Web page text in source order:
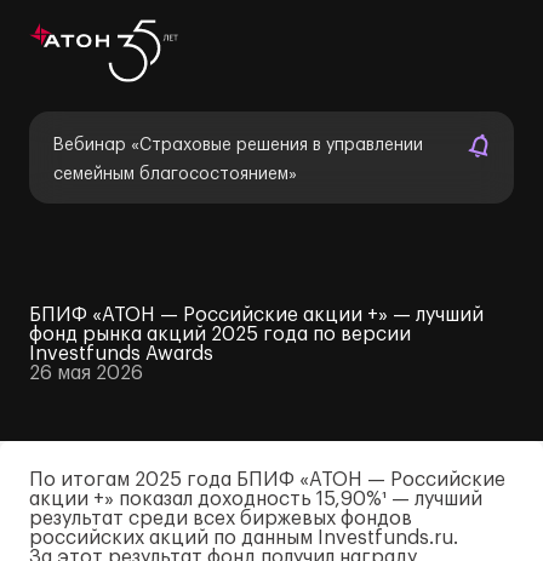
Вебинар «Страховые решения в управлении
семейным благосостоянием»
БПИФ «АТОН — Российские акции +» — лучший
фонд рынка акций 2025 года по версии
Investfunds Awards
26 мая 2026
По итогам 2025 года БПИФ «АТОН — Российские
акции +» показал доходность 15,90%¹ — лучший
результат среди всех биржевых фондов
российских акций по данным Investfunds.ru.